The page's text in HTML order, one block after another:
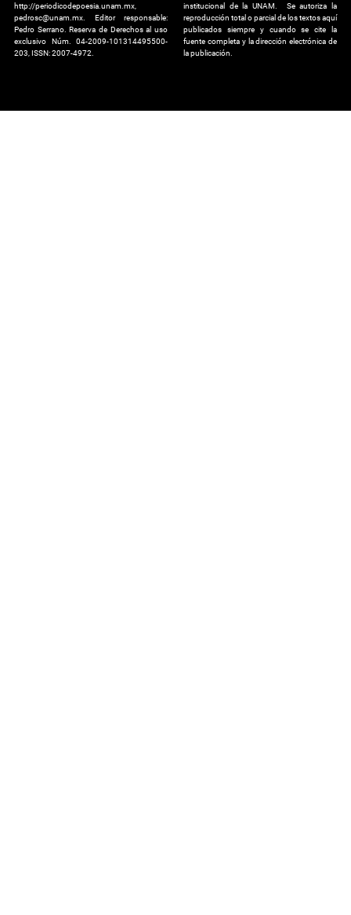
http://periodicodepoesia.unam.mx,
pedrosc@unam.mx. Editor responsable:
Pedro Serrano. Reserva de Derechos al uso
exclusivo Núm. 04-2009-101314495500-
203, ISSN: 2007-4972.
institucional de la UNAM. Se autoriza la
reproducción total o parcial de los textos aquí
publicados siempre y cuando se cite la
fuente completa y la dirección electrónica de
la publicación.